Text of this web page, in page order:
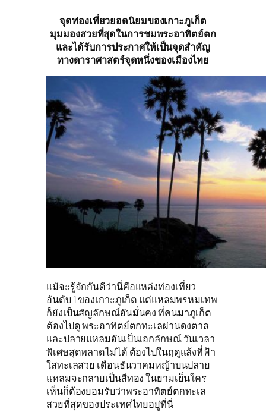
จุดท่องเที่ยวยอดนิยมของเกาะภูเก็ต
มุมมองสวยที่สุดในการชมพระอาทิตย์ตก
และได้รับการประกาศให้เป็นจุดสำคัญ
ทางดาราศาสตร์จุดหนึ่งของเมืองไทย
แม้จะรู้จักกันดีว่านี่คือแหล่งท่องเที่ยว
อันดับ 1 ของเกาะภูเก็ต แต่แหลมพรหมเทพ
ก็ยังเป็นสัญลักษณ์อันมั่นคง ที่คนมาภูเก็ต
ต้องไปดู พระอาทิตย์ตกทะเลผ่านดงตาล
และปลายแหลมอันเป็นเอกลักษณ์ วันเวลา
พิเศษสุดพลาดไม่ได้ ต้องไปในฤดูแล้งที่ฟ้า
ใสทะเลสวย เดือนธันวาคมหญ้าบนปลาย
แหลมจะกลายเป็นสีทอง ในยามเย็นใคร
เห็นก็ต้องยอมรับว่าพระอาทิตย์ตกทะเล
สวยที่สุดของประเทศไทยอยู่ที่นี่